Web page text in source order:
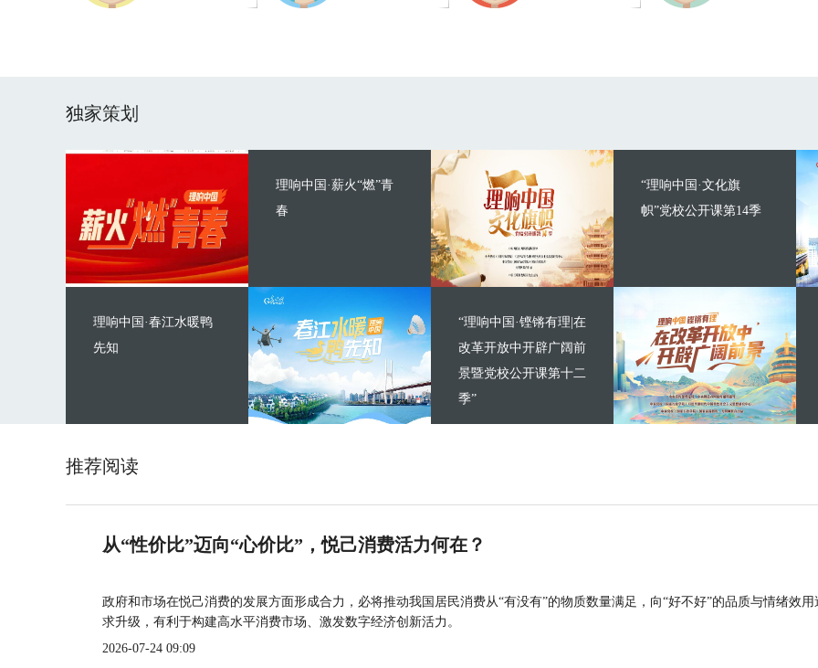
独家策划
理响中国·薪火“燃”青
春
理响中国·春江水暖鸭
先知
“理响中国·文化旗
帜”党校公开课第14季
“理响中国·铿锵有理|在
改革开放中开辟广阔前
景暨党校公开课第十二
季”
推荐阅读
从“性价比”迈向“心价比”，悦己消费活力何在？
政府和市场在悦己消费的发展方面形成合力，必将推动我国居民消费从“有没有”的物质数量满足，向“好不好”的品质与情绪效用
求升级，有利于构建高水平消费市场、激发数字经济创新活力。
2026-07-24 09:09